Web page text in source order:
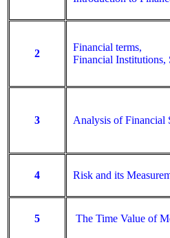
2
Financial terms,
Financial Institutions,
3 Analysis of Financial
4 Risk and its
5 The Time Value of